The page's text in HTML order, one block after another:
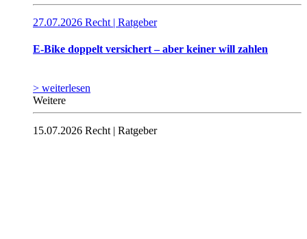
27.07.2026 Recht | Ratgeber
E-Bike doppelt versichert – aber keiner will zahlen
> weiterlesen
Weitere
15.07.2026 Recht | Ratgeber